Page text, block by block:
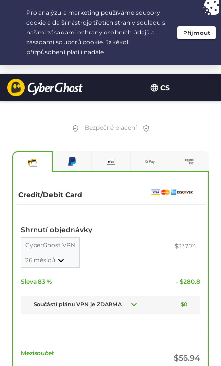
CS
Your choice:The Best Dealfor 2.1666666666667-years at $
/month
Bezpečné placení
Credit/Debit Card
Shrnutí objednávky
CyberGhost VPN
26 měsíců
$337.74
Sleva 83 % - $280.8
Součástí plánu VPN je ZDARMA $0
Mezisoučet
$56.94